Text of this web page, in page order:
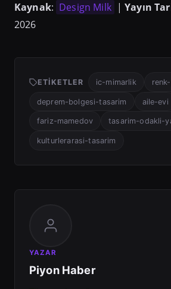
Kaynak: Design Milk |Yayın
2026
ETIKETLER ic-mimarlik
deprem-bolgesi-tasarim aile-evi
fariz-mamedov tasarim-odakli-
kulturlerarasi-tasarim
YAZAR
Piyon Haber